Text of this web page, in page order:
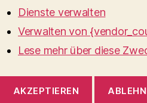
Dienste verwalten
Verwalten von
Lese mehr über diese
AKZEPTIEREN